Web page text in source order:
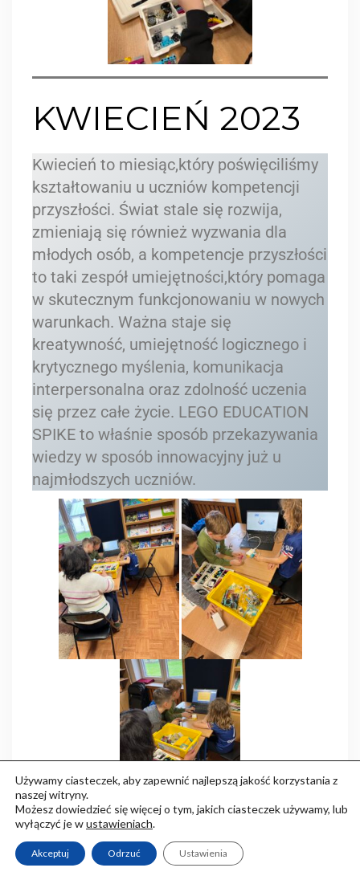
KWIECIEŃ 2023
Kwiecień to miesiąc,który poświęciliśmy
kształtowaniu u uczniów kompetencji
przyszłości. Świat stale się rozwija,
zmieniają się również wyzwania dla
młodych osób, a kompetencje przyszłości
to taki zespół umiejętności,który pomaga
w skutecznym funkcjonowaniu w nowych
warunkach. Ważna staje się
kreatywność, umiejętność logicznego i
krytycznego myślenia, komunikacja
interpersonalna oraz zdolność uczenia
się przez całe życie. LEGO EDUCATION
SPIKE to właśnie sposób przekazywania
wiedzy w sposób innowacyjny już u
najmłodszych uczniów.
Dzięki zestawom Lego Education Spike
Prime również starsi uczniowie nabywają
Używamy ciasteczek, aby zapewnić najlepszą jakość korzystania z
naszej witryny.
Możesz dowiedzieć się więcej o tym, jakich ciasteczek używamy, lub
wyłączyć je wustawieniach.
Akceptuj Odrzuć Ustawienia